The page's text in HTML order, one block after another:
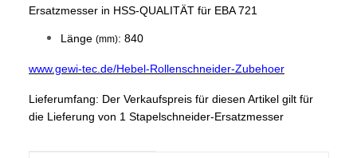
Ersatzmesser in HSS-QUALITÄT für EBA 721
Länge (mm): 840
www.gewi-tec.de/Hebel-Rollenschneider-Zubehoer
Lieferumfang: Der Verkaufspreis für diesen Artikel gilt für
die Lieferung von 1 Stapelschneider-Ersatzmesser